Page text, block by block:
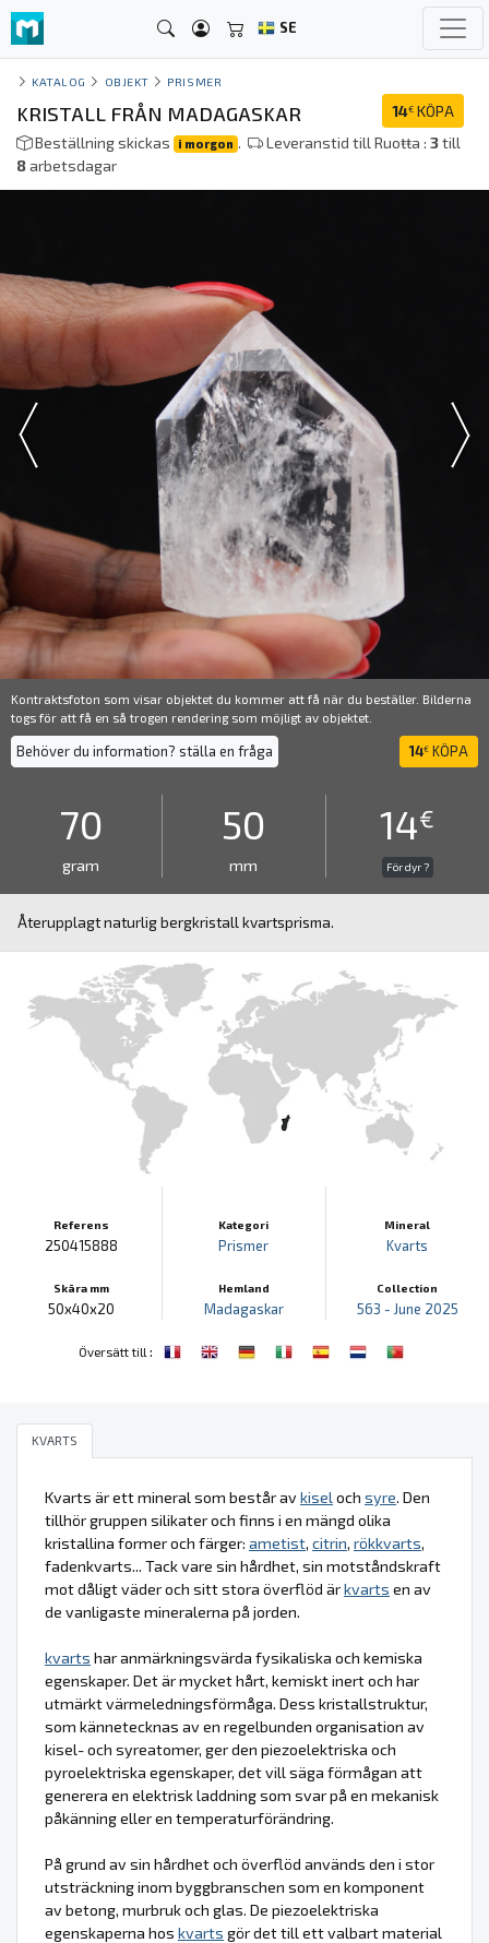
SE
KATALOG OBJEKT PRISMER
14€ KÖPA
KRISTALL FRÅN MADAGASKAR
Beställning skickas i morgon . Leveranstid till Ruoŧŧa :3till
8arbetsdagar
Kontraktsfoton som visar objektet du kommer att få när du beställer. Bilderna
togs för att få en så trogen rendering som möjligt av objektet.
Behöver du information? ställa en fråga 14€ KÖPA
70
gram
50
mm
14€
För dyr ?
Återupplagt naturlig bergkristall kvartsprisma.
Referens
250415888
Skära mm
50x40x20
Kategori
Prismer
Hemland
Madagaskar
Mineral
Kvarts
Collection
563 - June 2025
Översätt till :
KVARTS
Kvarts är ett mineral som består avkisel och syre. Den
tillhör gruppen silikater och finns i en mängd olika
kristallina former och färger: ametist, citrin, rökkvarts,
fadenkvarts... Tack vare sin hårdhet, sin motståndskraft
mot dåligt väder och sitt stora överflöd ärkvarts en av
de vanligaste mineralerna på jorden.
kvarts har anmärkningsvärda fysikaliska och kemiska
egenskaper. Det är mycket hårt, kemiskt inert och har
utmärkt värmeledningsförmåga. Dess kristallstruktur,
som kännetecknas av en regelbunden organisation av
kisel- och syreatomer, ger den piezoelektriska och
pyroelektriska egenskaper, det vill säga förmågan att
generera en elektrisk laddning som svar på en mekanisk
påkänning eller en temperaturförändring.
På grund av sin hårdhet och överflöd används den i stor
utsträckning inom byggbranschen som en komponent
av betong, murbruk och glas. De piezoelektriska
egenskaperna hos kvarts gör det till ett valbart material